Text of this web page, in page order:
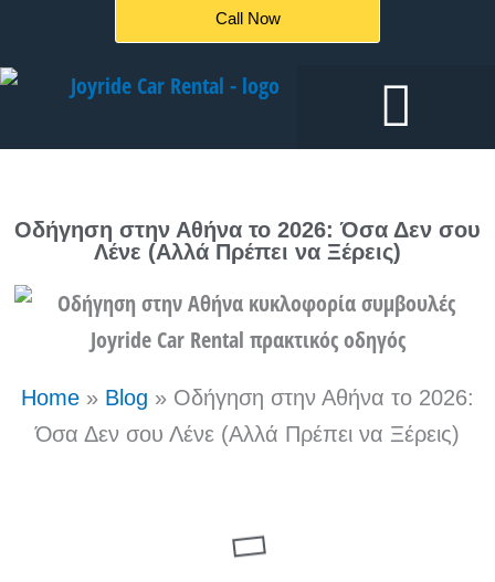
περιεχόμενο
Call Now
Οδήγηση στην Αθήνα το 2026: Όσα Δεν σου
Λένε (Αλλά Πρέπει να Ξέρεις)
Home » Blog » Οδήγηση στην Αθήνα το 2026:
Όσα Δεν σου Λένε (Αλλά Πρέπει να Ξέρεις)